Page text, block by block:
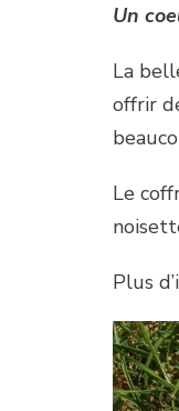
Un
La
offrir
Le
Plus